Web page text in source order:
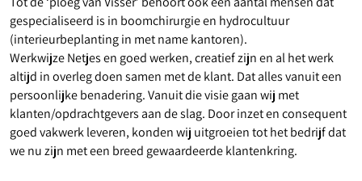
gespecialiseerd is in boomchirurgie en hydrocultuur
(interieurbeplanting in met name kantoren).
Werkwijze Netjes en goed werken, creatief zijn en al het werk
altijd in overleg doen samen met de klant. Dat alles vanuit een
persoonlijke benadering. Vanuit die visie gaan wij met
klanten/opdrachtgevers aan de slag. Door inzet en consequent
goed vakwerk leveren, konden wij uitgroeien tot het bedrijf dat
we nu zijn met een breed gewaardeerde klantenkring.